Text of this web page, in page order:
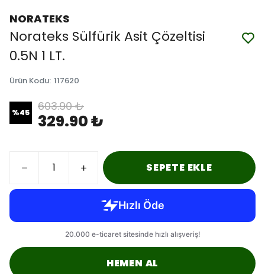
NORATEKS
Norateks Sülfürik Asit Çözeltisi
0.5N 1 LT.
Ürün Kodu: 117620
%45 603.90 ₺
329.90 ₺
SEPETE EKLE
HEMEN AL